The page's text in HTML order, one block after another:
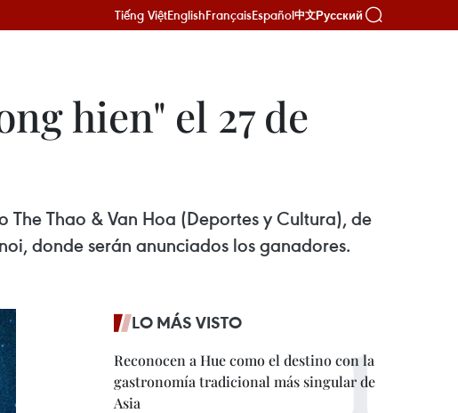
Tiếng ViệtEnglishFrançaisEspañol中文Русский
hien" el 27 de
Thao & Van Hoa (Deportes y Cultura), de
donde serán anunciados los ganadores.
LO MÁS VISTO
Reconocen a Hue como el destino con la
gastronomía tradicional más singular de
Asia